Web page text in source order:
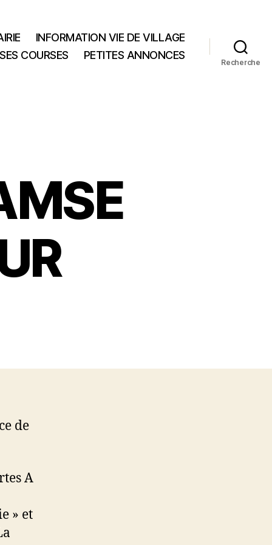
INFORMATION VIE DE VILLAGE
COURSES
PETITES ANNONCES
Recherche
de
A
» et